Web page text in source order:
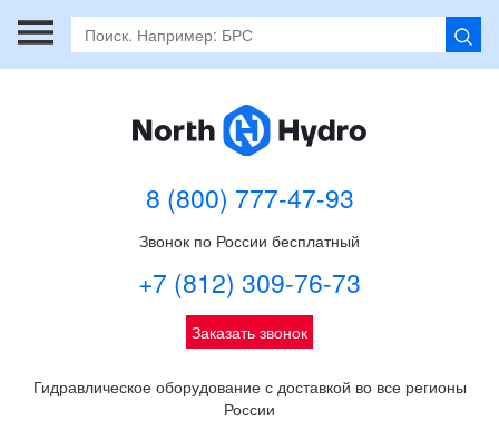
8 (800) 777-47-93
Звонок по России бесплатный
+7 (812) 309-76-73
Заказать звонок
Гидравлическое оборудование с доставкой во все регионы
России